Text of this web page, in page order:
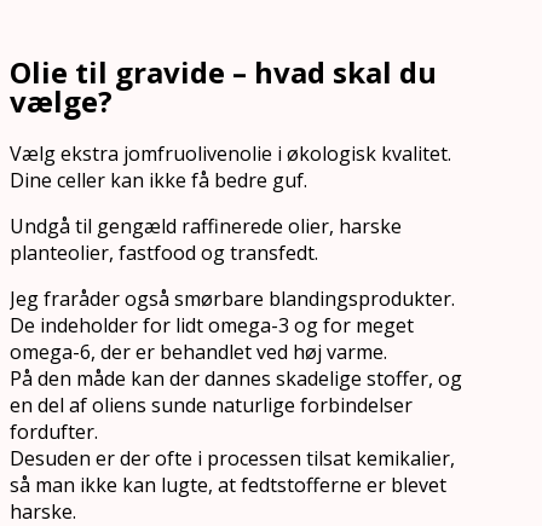
Olie til gravide – hvad skal du
vælge?
Vælg ekstra jomfruolivenolie i økologisk kvalitet.
Dine celler kan ikke få bedre guf.
Undgå til gengæld raffinerede olier, harske
planteolier, fastfood og transfedt.
Jeg fraråder også smørbare blandingsprodukter.
De indeholder for lidt omega-3 og for meget
omega-6, der er behandlet ved høj varme.
På den måde kan der dannes skadelige stoffer, og
en del af oliens sunde naturlige forbindelser
fordufter.
Desuden er der ofte i processen tilsat kemikalier,
så man ikke kan lugte, at fedtstofferne er blevet
harske.